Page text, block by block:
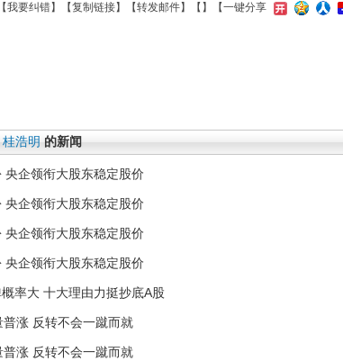
我要纠错】【复制链接】【转发邮件】【 】 【一键分享
桂浩明 的新闻
央企领衔大股东稳定股价
央企领衔大股东稳定股价
央企领衔大股东稳定股价
央企领衔大股东稳定股价
率大 十大理由力挺抄底A股
涨 反转不会一蹴而就
涨 反转不会一蹴而就